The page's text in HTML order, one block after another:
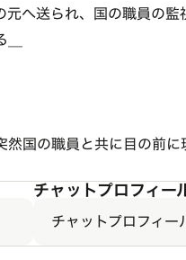
へ送られ、国の職員の監
国の職員と共に目の前に
チャットプロフィー
チャットプロフィー